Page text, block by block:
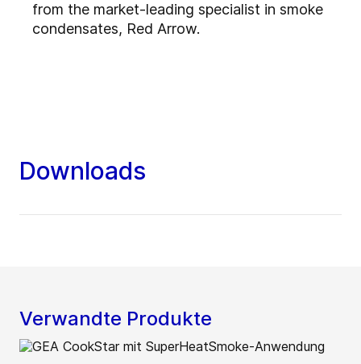
from the market-leading specialist in smoke
condensates, Red Arrow.
Downloads
Verwandte Produkte